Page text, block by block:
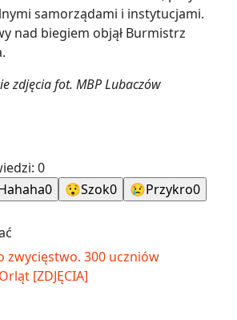
samorządami i instytucjami.
nad biegiem objął Burmistrz
zdjęcia fot. MBP Lubaczów
0
0 😯Szok0 😢Przykro0